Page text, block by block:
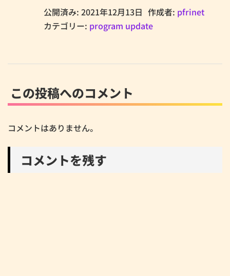
公開済み: 2021年12月13日 作成者: pfrinet
カテゴリー: program update
この投稿へのコメント
コメントはありません。
コメントを残す